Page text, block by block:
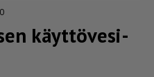
käyttö­ve­si­